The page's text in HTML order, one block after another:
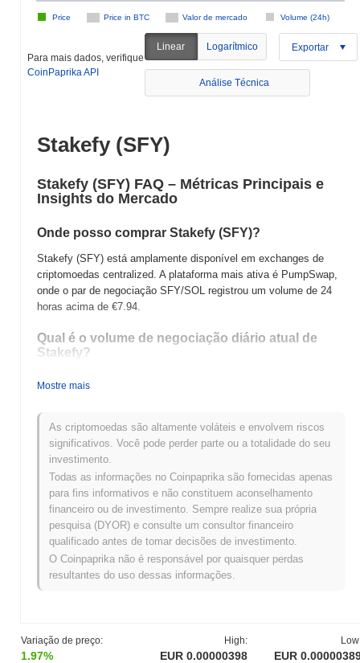
Variação de preço:
1.97%
High:
EUR 0.00000398 EUR
Price in BTC Valor de mercado Volume (24h)
Price
Para mais dados, verifique
CoinPaprika API
Linear Logarítmico Exportar
Análise Técnica
Stakefy (SFY)
Stakefy (SFY) FAQ – Métricas Principais e
Insights do Mercado
Onde posso comprar Stakefy (SFY)?
Stakefy (SFY) está amplamente disponível em exchanges de
criptomoedas centralized. A plataforma mais ativa é PumpSwap,
onde o par de negociação SFY/SOL registrou um volume de 24
horas acima de €7.94.
Qual é o volume de negociação diário atual de
Stakefy?
com o dia anterior. Isso sugere um aumento de curto prazo na
atividade de negociação.
Qual é o histórico da faixa de preço de Stakefy?
Máxima Histórica (ATH): €0.00001249
Mínima Histórica (ATL): NaN
Stakefy está sendo negociado atualmente~68.20%abaixo de
sua ATH .
Como Stakefy está se desempenhando em
comparação com o mercado cripto mais amplo?
cripto geral que registrou um declínio de 0.16%
desempenho forte na ação de preço de SFY em relação ao
Mostre mais
As criptomoedas são altamente voláteis e envolvem riscos
significativos. Você pode perder parte ou a totalidade do seu
investimento.
Todas as informações no Coinpaprika são fornecidas apenas
para fins informativos e não constituem aconselhamento
financeiro ou de investimento. Sempre realize sua própria
pesquisa (DYOR) e consulte um consultor financeiro
qualificado antes de tomar decisões de investimento.
O Coinpaprika não é responsável por quaisquer perdas
resultantes do uso dessas informações.